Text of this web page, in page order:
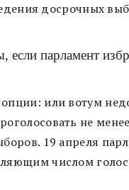
досрочных
парламент
или вотум
не
19 апреля
числом